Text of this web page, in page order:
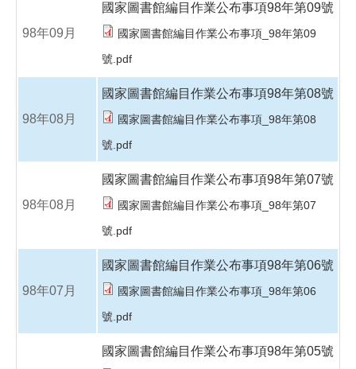
98年09月
國家圖書館編目作業公布事項98年第09號
國家圖書館編目作業公布事項_98年第09
號.pdf
98年08月
國家圖書館編目作業公布事項98年第08號
國家圖書館編目作業公布事項_98年第08
號.pdf
98年08月
國家圖書館編目作業公布事項98年第07號
國家圖書館編目作業公布事項_98年第07
號.pdf
98年07月
國家圖書館編目作業公布事項98年第06號
國家圖書館編目作業公布事項_98年第06
號.pdf
國家圖書館編目作業公布事項98年第05號